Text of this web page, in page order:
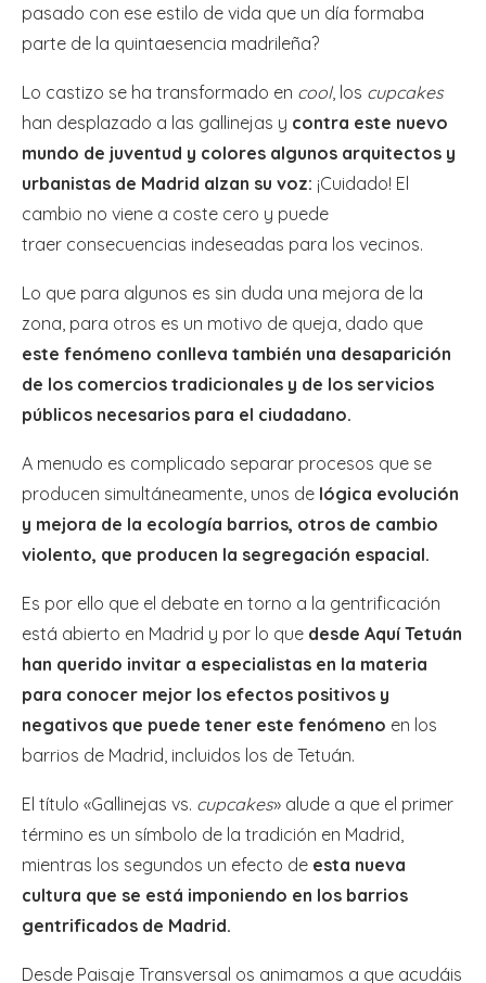
pasado con ese estilo de vida que un día formaba
parte de la quintaesencia madrileña?
Lo castizo se ha transformado en cool, los cupcakes
han desplazado a las gallinejas y contra este nuevo
mundo de juventud y colores algunos arquitectos y
urbanistas de Madrid alzan su voz: ¡Cuidado! El
cambio no viene a coste cero y puede
traer consecuencias indeseadas para los vecinos.
Lo que para algunos es sin duda una mejora de la
zona, para otros es un motivo de queja, dado que
este fenómeno conlleva también una desaparición
de los comercios tradicionales y de los servicios
públicos necesarios para el ciudadano.
A menudo es complicado separar procesos que se
producen simultáneamente, unos de lógica evolución
y mejora de la ecología barrios, otros de cambio
violento, que producen la segregación espacial.
Es por ello que el debate en torno a la gentrificación
está abierto en Madrid y por lo que desde Aquí Tetuán
han querido invitar a especialistas en la materia
para conocer mejor los efectos positivos y
negativos que puede tener este fenómeno en los
barrios de Madrid, incluidos los de Tetuán.
El título «Gallinejas vs. cupcakes» alude a que el primer
término es un símbolo de la tradición en Madrid,
mientras los segundos un efecto de esta nueva
cultura que se está imponiendo en los barrios
gentrificados de Madrid.
Desde Paisaje Transversal os animamos a que acudáis